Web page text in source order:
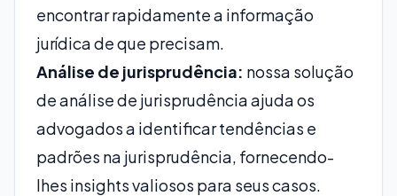
encontrar rapidamente a informação
jurídica de que precisam.
Análise de jurisprudência: nossa solução
de análise de jurisprudência ajuda os
advogados a identificar tendências e
padrões na jurisprudência, fornecendo-
lhes insights valiosos para seus casos.